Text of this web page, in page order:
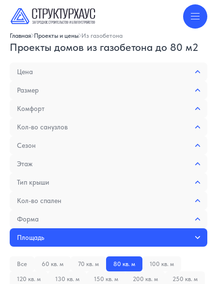
Главная Проекты и цены Из газобетона
Проекты домов из газобетона до 80 м2
Цена
Размер
Комфорт
Кол-во санузлов
Сезон
Этаж
Тип крыши
Кол-во спален
Форма
Площадь
Все 60 кв. м 70 кв. м 80 кв. м 100 кв. м
120 кв. м 130 кв. м 150 кв. м 200 кв. м 250 кв. м